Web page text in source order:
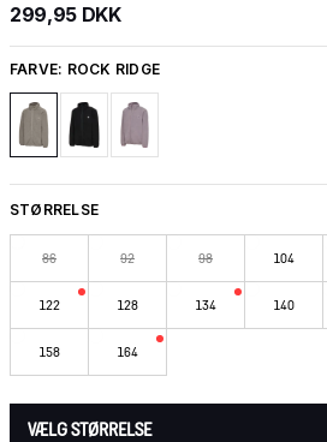
299,95 DKK
FARVE: ROCK RIDGE
STØRRELSE
86 92 98 104
122 128 134 140
158 164
VÆLG STØRRELSE